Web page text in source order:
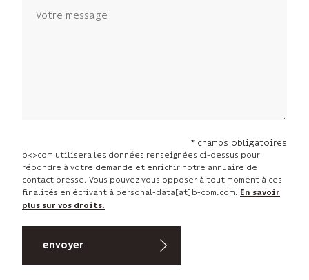
* champs obligatoires
b<>com utilisera les données renseignées ci-dessus pour
répondre à votre demande et enrichir notre annuaire de
contact presse. Vous pouvez vous opposer à tout moment à ces
finalités en écrivant à personal-data[at]b-com.com.
En savoir
plus sur vos droits.